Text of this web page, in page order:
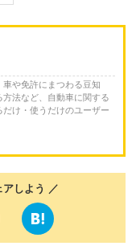
や免許にまつわる豆知
法など、自動車に関する
け・使うだけのユーザー
アしよう ／